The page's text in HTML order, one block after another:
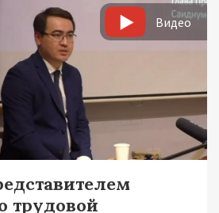
Видео
трудовой